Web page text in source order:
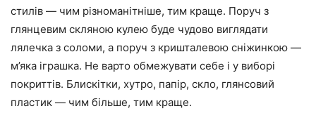
стилів — чим різноманітніше, тим краще. Поруч з
глянцевим скляною кулею буде чудово виглядати
лялечка з соломи, а поруч з кришталевою сніжинкою —
м’яка іграшка. Не варто обмежувати себе і у виборі
покриттів. Блискітки, хутро, папір, скло, глянсовий
пластик — чим більше, тим краще.